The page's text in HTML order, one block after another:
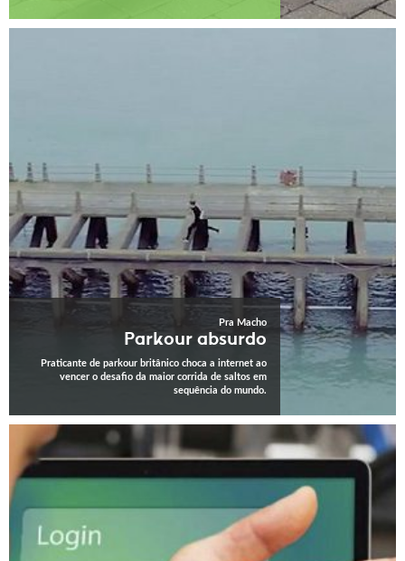
Pra Macho
Parkour absurdo
Praticante de parkour britânico choca a internet ao
vencer o desafio da maior corrida de saltos em
sequência do mundo.